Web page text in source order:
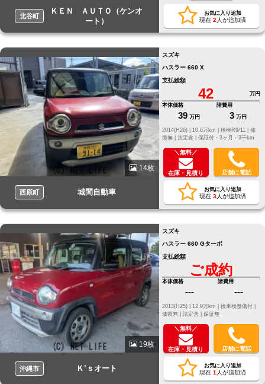
北谷町
ＫＥＮ ＡＵＴＯ（ケンオ
ート）
お気に入り追加
現在 2 人が追加済
14枚
西原町 城間自動車
スズキ
ハスラー 660 X
支払総額
42
万円
本体価格
39 万円
諸費用
3 万円
修
復無 | 法定含 | 保証付・3ヶ月・3千km
＼無料／
在庫・見積り 店舗に電話
お気に入り追加
現在 3人が追加済
19枚
沖縄市 Ｋ’ｓオート
スズキ
ハスラー 660 Gターボ
支払総額
ご成約
本体価格
---
諸費用
---
修復無 | 法定含 | 保証無
＼無料／
在庫・見積り 店舗に電話
お気に入り追加
現在 1 人が追加済